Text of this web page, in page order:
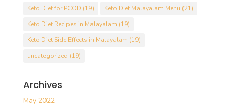
Keto Diet for PCOD (19) Keto Diet Malayalam Menu (21)
Keto Diet Recipes in Malayalam (19)
Keto Diet Side Effects in Malayalam (19)
uncategorized (19)
Archives
May 2022